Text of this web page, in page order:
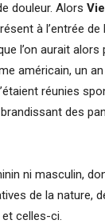
douleur. Alors
à l’entrée
l’on aurait
américain, un
réunies
des
ni masculin,
de la nature,
celles-ci.